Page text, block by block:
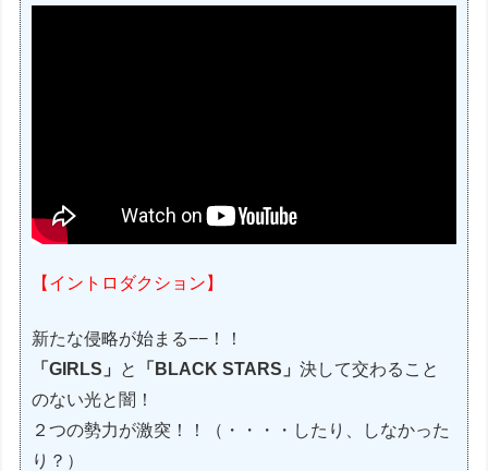
【イントロダクション】
新たな侵略が始まる−−！！
「GIRLS」
と 「BLACK STARS」決して交わること
のない光と闇！
２つの勢力が激突！！（・・・・したり、しなかった
り？）